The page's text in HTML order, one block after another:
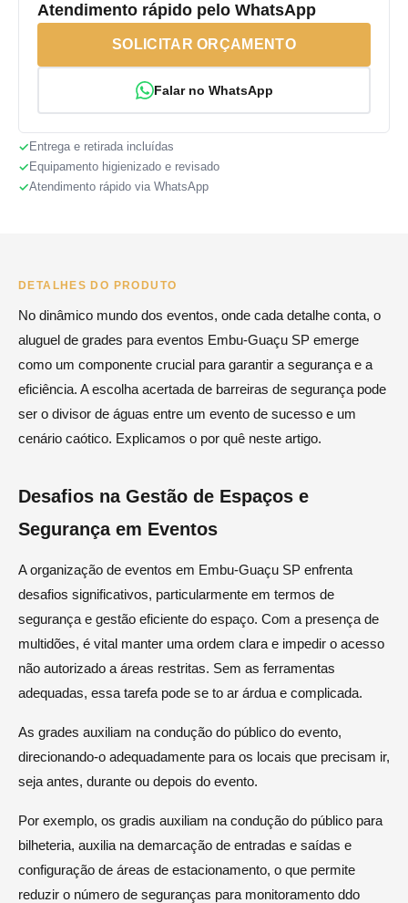
Atendimento rápido pelo WhatsApp
SOLICITAR ORÇAMENTO
Falar no WhatsApp
Entrega e retirada incluídas
Equipamento higienizado e revisado
Atendimento rápido via WhatsApp
DETALHES DO PRODUTO
No dinâmico mundo dos eventos, onde cada detalhe conta, o
aluguel de grades para eventos Embu-Guaçu SP emerge
como um componente crucial para garantir a segurança e a
eficiência. A escolha acertada de barreiras de segurança pode
ser o divisor de águas entre um evento de sucesso e um
cenário caótico. Explicamos o por quê neste artigo.
Desafios na Gestão de Espaços e
Segurança em Eventos
A organização de eventos em Embu-Guaçu SP enfrenta
desafios significativos, particularmente em termos de
segurança e gestão eficiente do espaço. Com a presença de
multidões, é vital manter uma ordem clara e impedir o acesso
não autorizado a áreas restritas. Sem as ferramentas
adequadas, essa tarefa pode se to ar árdua e complicada.
As grades auxiliam na condução do público do evento,
direcionando-o adequadamente para os locais que precisam ir,
seja antes, durante ou depois do evento.
Por exemplo, os gradis auxiliam na condução do público para
bilheteria, auxilia na demarcação de entradas e saídas e
configuração de áreas de estacionamento, o que permite
reduzir o número de seguranças para monitoramento ddo